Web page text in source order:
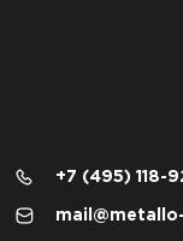
+7 (495) 118-